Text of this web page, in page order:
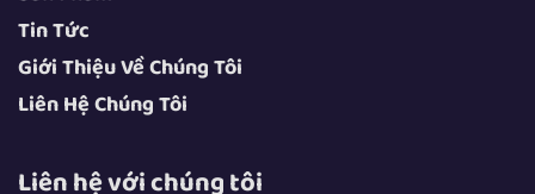
Tin Tức
Giới Thiệu Về Chúng Tôi
Liên Hệ Chúng Tôi
Liên hệ với chúng tôi